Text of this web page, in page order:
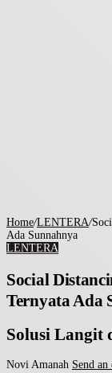
Home/LENTERA/
Ada Sunnahnya
LENTERA
Social
Ternyata Ada
Solusi Langit
Novi Amanah Send an